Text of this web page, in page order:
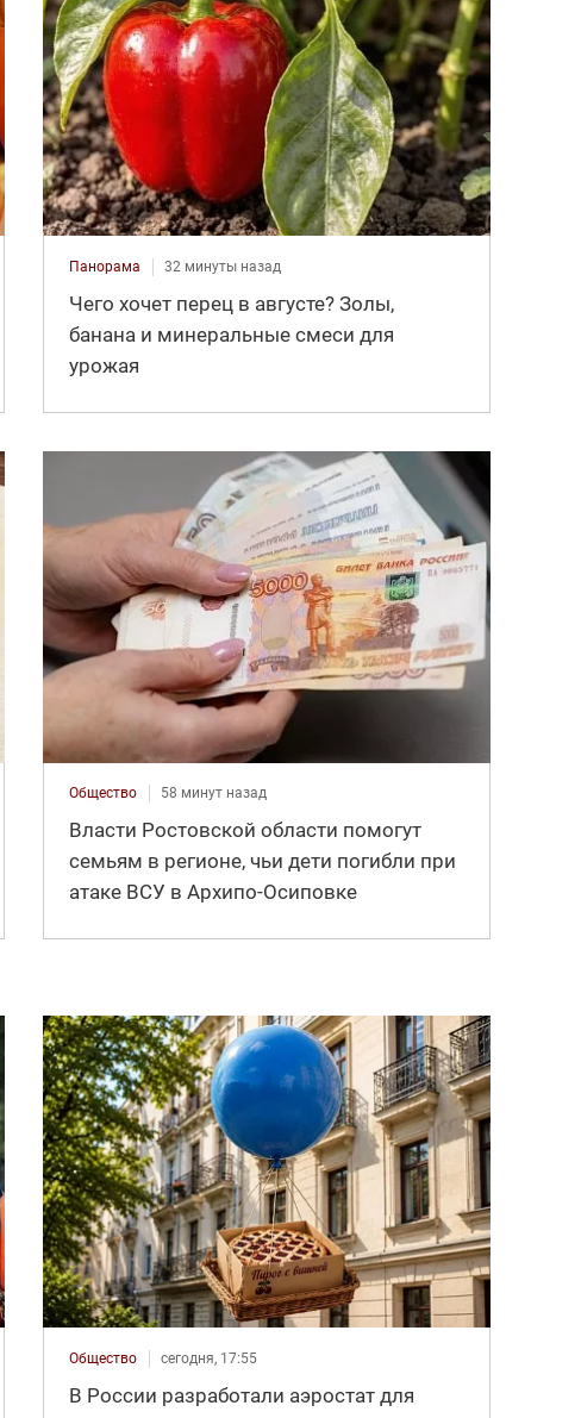
Панорама 32 минуты назад
Чего хочет перец в августе? Золы,
банана и минеральные смеси для
урожая
Общество 58 минут назад
Власти Ростовской области помогут
семьям в регионе, чьи дети погибли при
атаке ВСУ в Архипо-Осиповке
Общество сегодня, 17:55
В России разработали аэростат для